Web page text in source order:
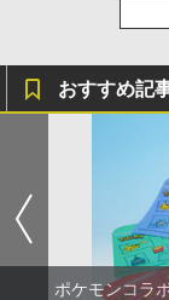
おすすめ記
ポケモンコラ